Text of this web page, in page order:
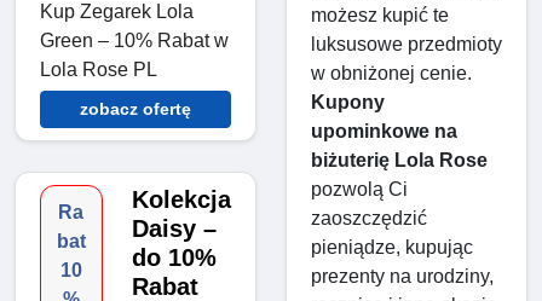
Kup Zegarek Lola
Green – 10% Rabat w
Lola Rose PL
zobacz ofertę
Ra
bat
10
Kolekcja
Daisy –
do 10%
Rabat
możesz kupić te
luksusowe przedmioty
Kupony
upominkowe na
biżuterię Lola Rose
pozwolą Ci
zaoszczędzić
pieniądze, kupując
prezenty na urodziny,